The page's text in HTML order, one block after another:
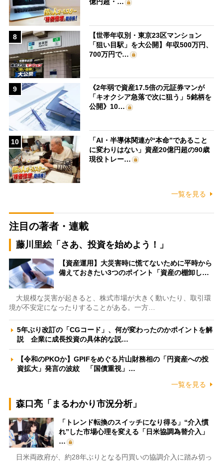
8
【世帯年収別・東京23区マンション
「狙い目駅」を大公開】年収500万円、
700万円で…
9
《2年弱で資産17.5倍の元証券マンが
「キオクシア急落で次に狙う」5銘柄を
公開》10…
10
「AI・半導体関連が“本命”であること
に変わりはない」資産20億円超の90歳
現役トレー…
一覧を見る
注目の著者・連載
藤川里絵「さあ、投資を始めよう！」
【資産運用】大災害時に慌てないために平時から
備えておきたい3つのポイント「資産の棚卸し…
大規模な災害が起きると、株式市場が大きく動いたり、取引環
境が不安定になったりすることがある。一方…
5年ぶり改訂の「CGコード」、何が変わったのかポイントを解
説 企業に成長投資の具体的な説…
【令和のPKOか】GPIFをめぐる片山財務相の「円資産への投
資拡大」発言の波紋 「国債重視」…
一覧を見る
森口亮「まるわかり市況分析」
「トレンド転換のスイッチになり得る」“介入慣
れ”した市場心理を変える「日米協調為替介入」
…
日米両政府が、約28年ぶりとなる円買いの協調介入に踏み切っ